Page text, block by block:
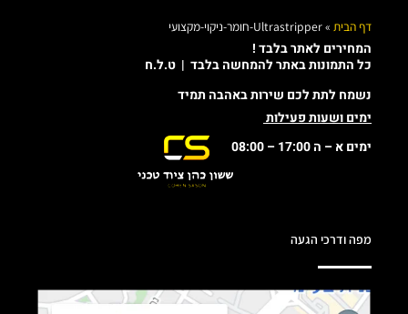
דף הבית »Ultrastripper-חומר-ניקוי-מקצועי
המחירים לאתר בלבד !
כל התמונות באתר להמחשה בלבד | ט.ל.ח
נשמח לתת לכם שירות באהבה תמיד
ימים ושעות פעילות
ימים א – ה 17:00 – 08:00
מפה ודרכי הגעה